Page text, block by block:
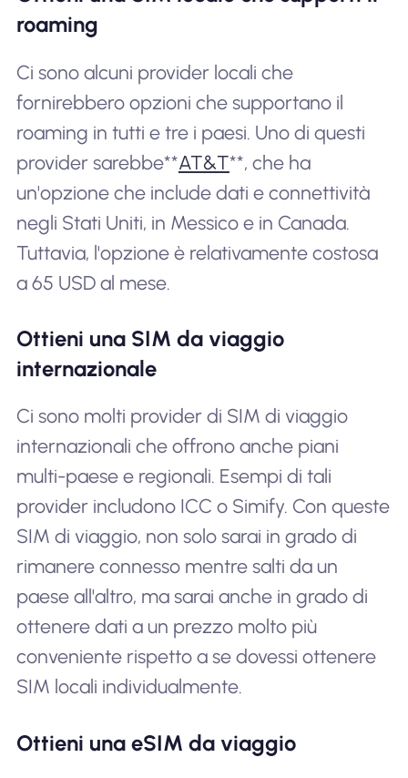
roaming
Ci sono alcuni provider locali che
fornirebbero opzioni che supportano il
roaming in tutti e tre i paesi. Uno di questi
provider sarebbe**AT&T**, che ha
un'opzione che include dati e connettività
negli Stati Uniti, in Messico e in Canada.
Tuttavia, l'opzione è relativamente costosa
a 65 USD al mese.
Ottieni una SIM da viaggio
internazionale
Ci sono molti provider di SIM di viaggio
internazionali che offrono anche piani
multi-paese e regionali. Esempi di tali
provider includono ICC o Simify. Con queste
SIM di viaggio, non solo sarai in grado di
rimanere connesso mentre salti da un
paese all'altro, ma sarai anche in grado di
ottenere dati a un prezzo molto più
conveniente rispetto a se dovessi ottenere
SIM locali individualmente.
Ottieni una eSIM da viaggio